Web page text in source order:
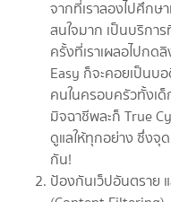
จากที่เราลองไปศึกษ
สนใจมาก เป็นบริกา
ครั้งที่เราเผลอไปกด
Easy ก็จะคอยเป็นบ
คนในครอบครัวทั้งเด็
มิจฉาชีพละก็ True
ดูแลให้ทุกอย่าง ซึ่งจุ
กัน!
ป้องกันเว็ปอันตราย